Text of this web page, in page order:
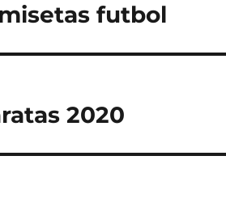
futbol
2020